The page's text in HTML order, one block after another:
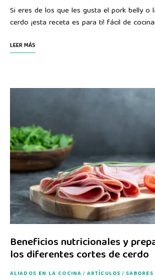
Si eres de los que les gusta el pork belly o
cerdo ¡esta receta es para ti! fácil de
LEER MÁS
Beneficios nutricionales y
los diferentes cortes de cerdo
ALIADOS EN LA COCINA / ARTÍCULOS /